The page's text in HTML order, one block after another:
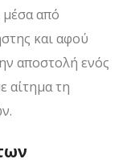
μέσα από
και αφού
αποστολή ενός
αίτημα τη